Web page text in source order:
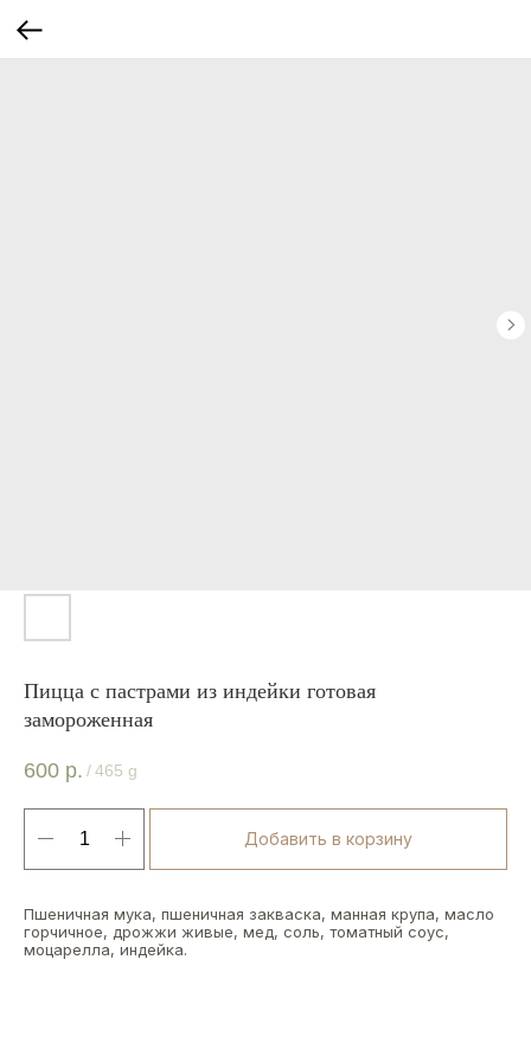
Пицца с пастрами из индейки готовая
замороженная
600 р. /465 g
Добавить в корзину
Пшеничная мука, пшеничная закваска, манная крупа, масло
горчичное, дрожжи живые, мед, соль, томатный соус,
моцарелла, индейка.